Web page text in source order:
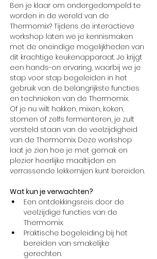
Ben je klaar om ondergedompeld te
worden in de wereld van de
Thermomix? Tijdens de interactieve
workshop laten we je kennismaken
met de oneindige mogelijkheden van
dit krachtige keukenapparaat. Je krijgt
een hands-on ervaring, waarbij we je
stap voor stap begeleiden in het
gebruik van de belangrijkste functies
en technieken van de Thermomix.
Of je nu wilt hakken, mixen, koken,
stomen of zelfs fermenteren, je zult
versteld staan van de veelzijdigheid
van de Thermomix. Deze workshop
laat je zien hoe je met gemak en
plezier heerlijke maaltijden en
verrassende lekkernijen kunt bereiden.
Wat kun je verwachten?
Een ontdekkingsreis door de
veelzijdige functies van de
Thermomix.
Praktische begeleiding bij het
bereiden van smakelijke
gerechten.